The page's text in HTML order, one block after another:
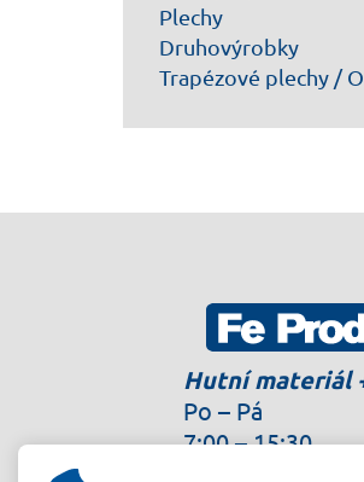
Plechy
Druhovýrobky
Trapézové plechy /
Hutní materiál
Po – Pá
7:00 – 15:30